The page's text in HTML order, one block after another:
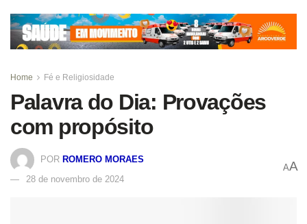
Home Fé e Religiosidade
Palavra do Dia: Provações
com propósito
POR ROMERO MORAES
28 de novembro de 2024
AA